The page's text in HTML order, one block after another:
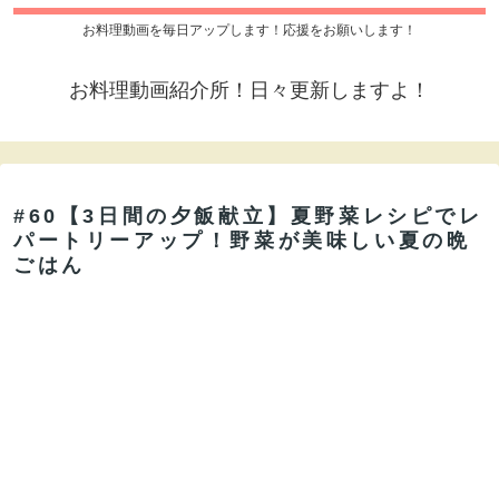
お料理動画を毎日アップします！応援をお願いします！
お料理動画紹介所！日々更新しますよ！
#60【3日間の夕飯献立】夏野菜レシピでレ
パートリーアップ！野菜が美味しい夏の晩
ごはん